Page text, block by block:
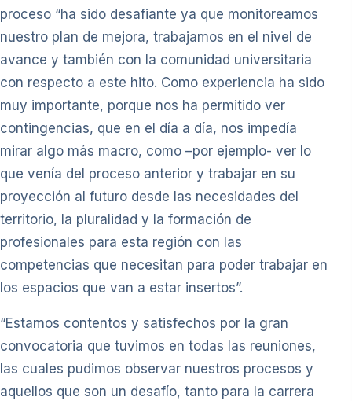
proceso “ha sido desafiante ya que monitoreamos
nuestro plan de mejora, trabajamos en el nivel de
avance y también con la comunidad universitaria
con respecto a este hito. Como experiencia ha sido
muy importante, porque nos ha permitido ver
contingencias, que en el día a día, nos impedía
mirar algo más macro, como –por ejemplo- ver lo
que venía del proceso anterior y trabajar en su
proyección al futuro desde las necesidades del
territorio, la pluralidad y la formación de
profesionales para esta región con las
competencias que necesitan para poder trabajar en
los espacios que van a estar insertos”.
“Estamos contentos y satisfechos por la gran
convocatoria que tuvimos en todas las reuniones,
las cuales pudimos observar nuestros procesos y
aquellos que son un desafío, tanto para la carrera